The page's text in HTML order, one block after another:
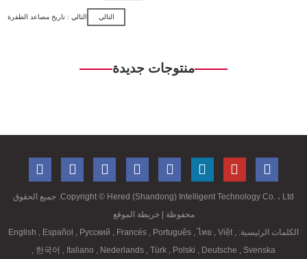
التالي التالي : تاريخ مصاعد الطفرة
منتوجات جديدة
Copyright ©Hered (Shandong) Intelligent Technology Co. ، Ltd. جميع الحقوق
محفوظة
| خريطة الموقع
الكلمات الرئيسية:
English , Español , Русский , Francés , Português , ไทย , Việt ,
한국어 , Italiano , Nederlands , Türk , Polski , Deutsche , Svenska
,